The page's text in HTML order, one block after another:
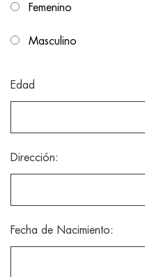
Femenino
Masculino
Edad
Dirección:
Fecha de Nacimiento: